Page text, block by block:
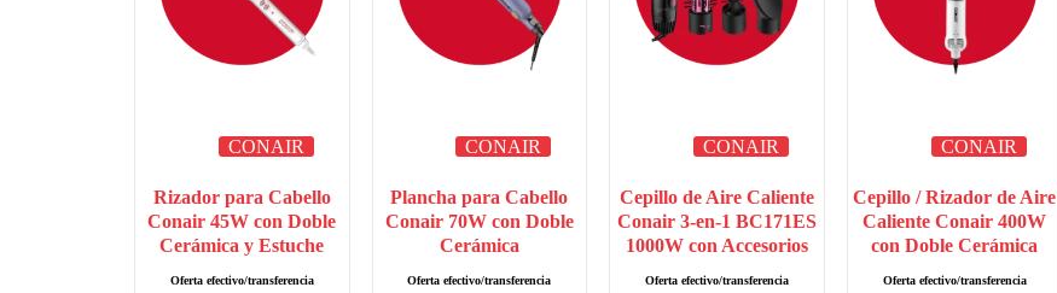
CONAIR
Rizador para Cabello
Conair 45W con Doble
Cerámica y Estuche
CONAIR
Plancha para Cabello
Conair 70W con Doble
Cerámica
CONAIR
Cepillo de Aire Caliente
Conair 3-en-1 BC171ES
1000W con Accesorios
CONAIR
Cepillo / Rizador de Aire
Caliente Conair 400W
con Doble Cerámica